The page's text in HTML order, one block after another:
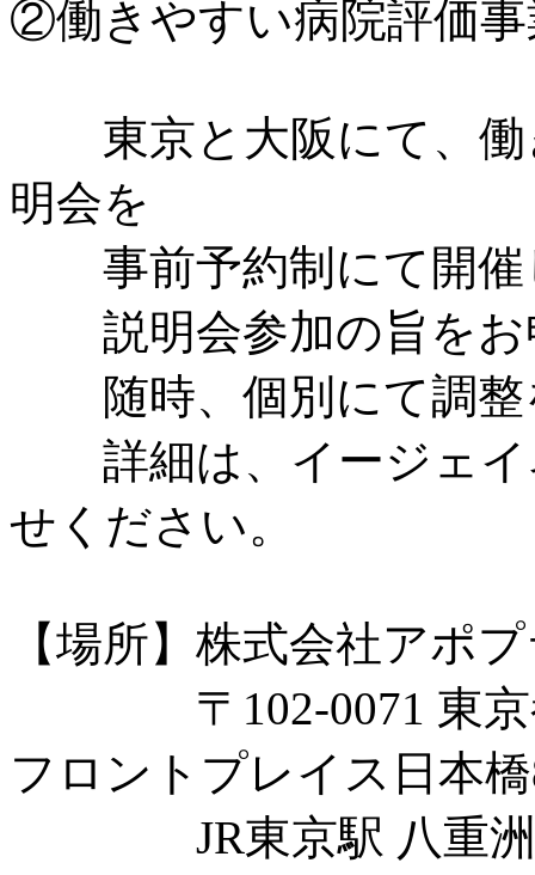
②働きやすい病院評価
東京と大阪にて、働
明会を
事前予約制にて開催
説明会参加の旨をお
随時、個別にて調整
詳細は、イージェイ
せください。
【場所】株式会社アポ
〒102-0071 東京都
フロントプレイス日本
JR東京駅 八重洲地